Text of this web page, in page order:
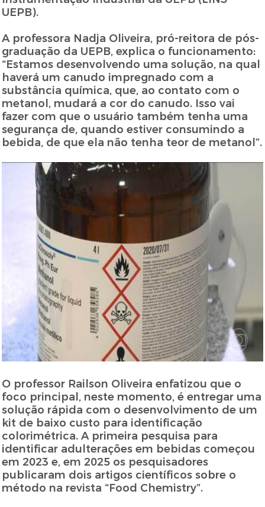
UEPB).
A professora Nadja Oliveira, pró-reitora de pós-
graduação da UEPB, explica o funcionamento:
“Estamos desenvolvendo uma solução, na qual
haverá um canudo impregnado com a
substância química, que, ao contato com o
metanol, mudará a cor do canudo. Isso vai
fazer com que o usuário também tenha uma
segurança de, quando estiver consumindo a
bebida, de que ela não tenha teor de metanol”.
O professor Railson Oliveira enfatizou que o
foco principal, neste momento, é entregar uma
solução rápida com o desenvolvimento de um
kit de baixo custo para identificação
colorimétrica. A primeira pesquisa para
identificar adulterações em bebidas começou
em 2023 e, em 2025 os pesquisadores
publicaram dois artigos científicos sobre o
método na revista “Food Chemistry”.